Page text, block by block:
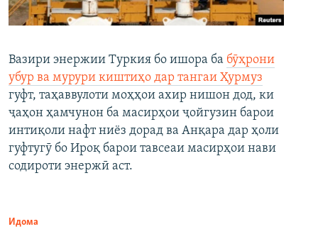
Вазири энержии Туркия бо ишора ба бӯҳрони
убур ва мурури киштиҳо дар тангаи Ҳурмуз
гуфт, таҳаввулоти моҳҳои ахир нишон дод, ки
ҷаҳон ҳамчунон ба масирҳои ҷойгузин барои
интиқоли нафт ниёз дорад ва Анқара дар ҳоли
гуфтугӯ бо Ироқ барои тавсеаи масирҳои нави
содироти энержӣ аст.
Идома